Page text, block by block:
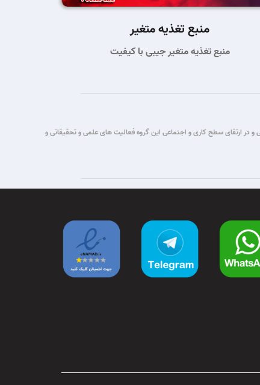
منبع تغذیه متغیر
منبع تغذیه متغیر جیبی با کیفیت
این گروه برآن شد که با یاری حق تعالی و در ارتقای سطح کاری و اجتماعی این گروه فعالیت های علمی و تحقیقاتی و